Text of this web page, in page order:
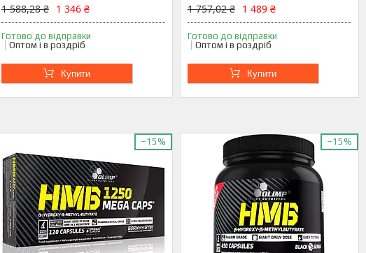
1 588,28 ₴ 1 346 ₴
Готово до відправки
Оптом і в роздріб
Купити
1 757,02 ₴ 1 489 ₴
Готово до відправки
Оптом і в роздріб
Купити
–15% –15%